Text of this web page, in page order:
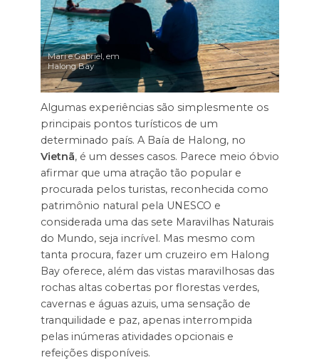
Mari e Gabriel, em
Halong Bay
Algumas experiências são simplesmente os
principais pontos turísticos de um
determinado país. A Baía de Halong, no
Vietnã, é um desses casos. Parece meio óbvio
afirmar que uma atração tão popular e
procurada pelos turistas, reconhecida como
patrimônio natural pela UNESCO e
considerada uma das sete Maravilhas Naturais
do Mundo, seja incrível. Mas mesmo com
tanta procura, fazer um cruzeiro em Halong
Bay oferece, além das vistas maravilhosas das
rochas altas cobertas por florestas verdes,
cavernas e águas azuis, uma sensação de
tranquilidade e paz, apenas interrompida
pelas inúmeras atividades opcionais e
refeições disponíveis.